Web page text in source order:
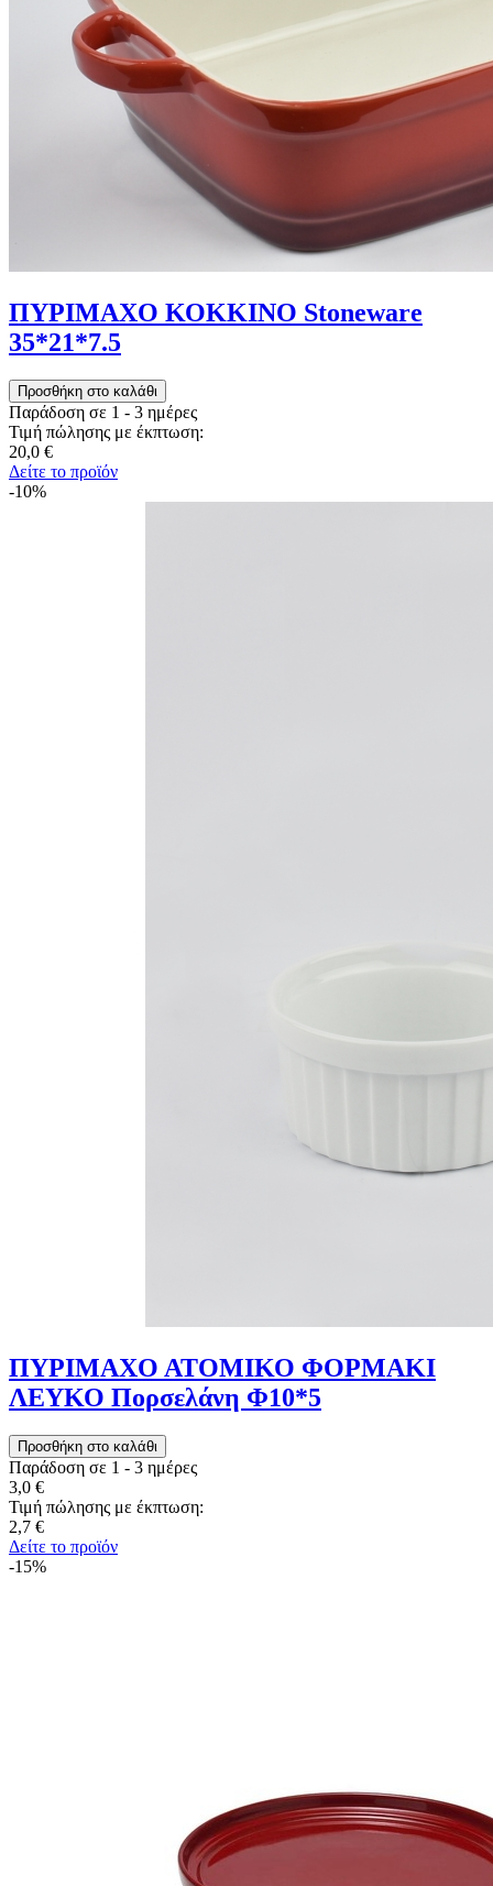
ΠΥΡΙΜΑΧΟ ΚΟΚΚΙΝΟ Stoneware
35*21*7.5
Παράδοση σε 1 - 3 ημέρες
Τιμή πώλησης με έκπτωση:
20,0 €
Δείτε το προϊόν
-10%
ΠΥΡΙΜΑΧΟ ΑΤΟΜΙΚΟ ΦΟΡΜΑΚΙ
ΛΕΥΚΟ Πορσελάνη Φ10*5
Παράδοση σε 1 - 3 ημέρες
3,0 €
Τιμή πώλησης με έκπτωση:
2,7 €
Δείτε το προϊόν
-15%